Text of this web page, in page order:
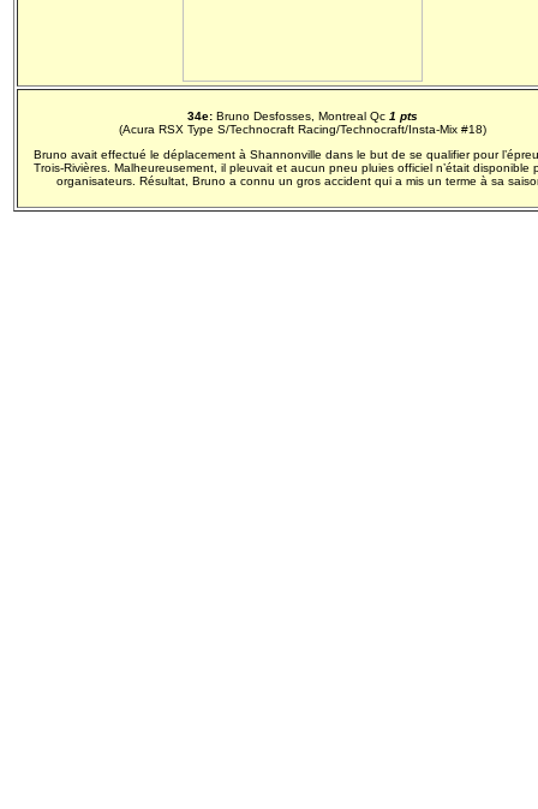
34e:Bruno Desfosses, Montreal Qc 1 pts
(Acura RSX Type S/Technocraft Racing/Technocraft/Insta-Mix #18)
Bruno avait effectué le déplacement à Shannonville dans le but de se qualifier pour
Trois-Rivières. Malheureusement, il pleuvait et aucun pneu pluies officiel n’était disponible
organisateurs. Résultat, Bruno a connu un gros accident qui a mis un terme à sa